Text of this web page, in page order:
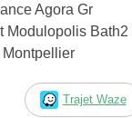
Agora Gr
Modulopolis
Trajet Waze